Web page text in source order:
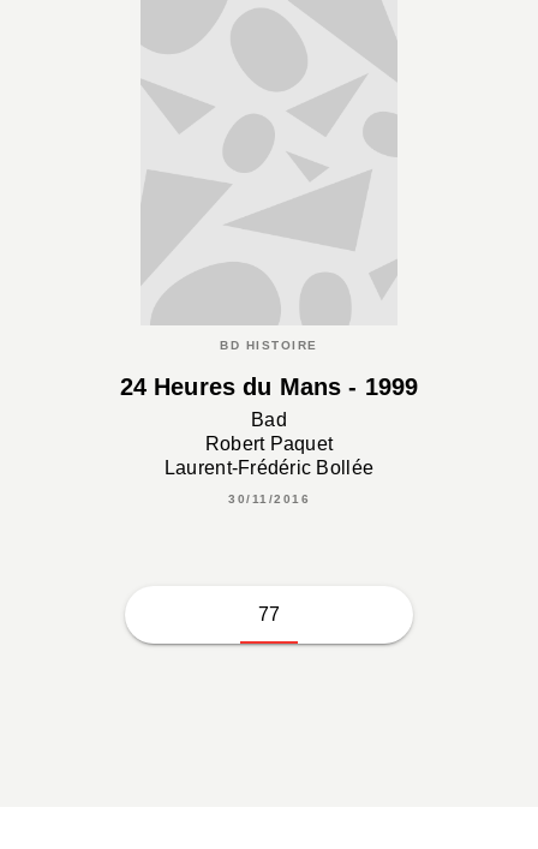
BD HISTOIRE
24 Heures du Mans - 1999
Bad
Robert Paquet
Laurent-Frédéric Bollée
30/11/2016
77